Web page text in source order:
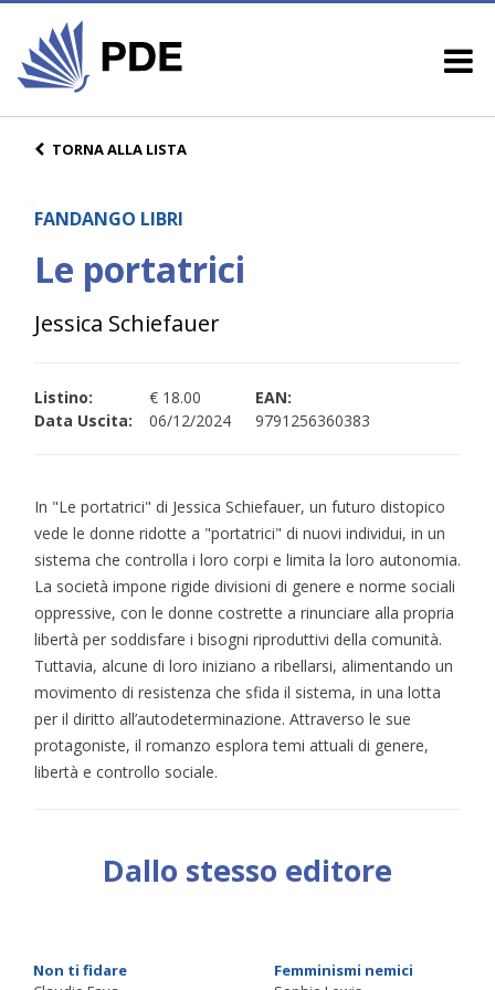
TORNA ALLA LISTA
FANDANGO LIBRI
Le portatrici
Jessica Schiefauer
Listino:
€ 18.00
Data Uscita:
06/12/2024
EAN:
9791256360383
In "Le portatrici" di Jessica Schiefauer, un futuro distopico
vede le donne ridotte a "portatrici" di nuovi individui, in un
sistema che controlla i loro corpi e limita la loro autonomia.
La società impone rigide divisioni di genere e norme sociali
oppressive, con le donne costrette a rinunciare alla propria
libertà per soddisfare i bisogni riproduttivi della comunità.
Tuttavia, alcune di loro iniziano a ribellarsi, alimentando un
movimento di resistenza che sfida il sistema, in una lotta
per il diritto all’autodeterminazione. Attraverso le sue
protagoniste, il romanzo esplora temi attuali di genere,
libertà e controllo sociale.
Dallo stesso editore
Non ti fidare
Femminismi nemici